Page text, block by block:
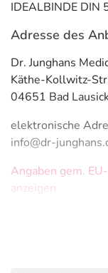
IDEALBINDE DIN
Adresse des
Dr. Junghans
Käthe-Kollwitz-
04651 Bad
elektronische
info@dr-
Angaben gem.
anzeigen